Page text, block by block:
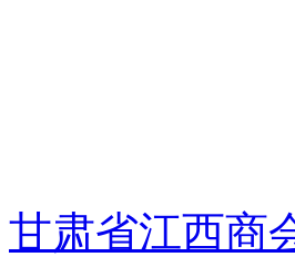
甘肃省江西商